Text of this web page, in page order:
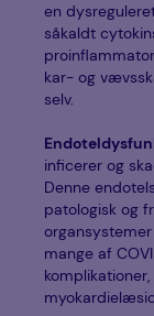
en
såkaldt
kar- og
selv.
inficerer og
Denne
patologisk og
mange af